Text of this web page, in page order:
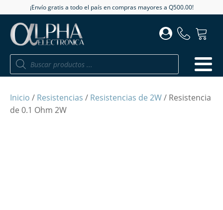
¡Envío gratis a todo el país en compras mayores a Q500.00!
Búsqueda
productos
Inicio / Resistencias / Resistencias de 2W/ Resistencia
de 0.1 Ohm 2W